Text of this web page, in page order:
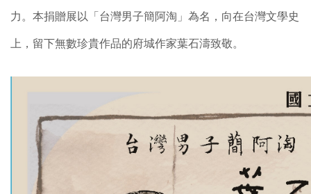
力。本捐贈展以「台灣男子簡阿淘」為名，向在台灣文學史
上，留下無數珍貴作品的府城作家葉石濤致敬。